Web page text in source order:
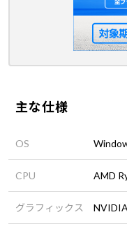
主な仕様
OS
CPU AMD
グラフィックス